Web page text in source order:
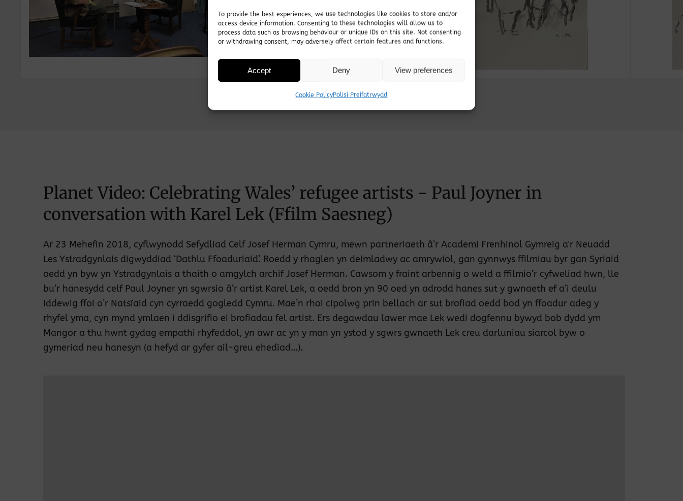
To provide the best experiences, we use technologies like cookies to store and/or
access device information. Consenting to these technologies will allow us to
process data such as browsing behaviour or unique IDs on this site. Not consenting
or withdrawing consent, may adversely affect certain features and functions.
Accept Deny View preferences
Cookie PolicyPolisi Preifatrwydd
Planet Video: Celebrating Wales’ refugee artists - Paul Joyner in
conversation with Karel Lek (Ffilm Saesneg)
Ar 23 Mehefin 2018, cyflwynodd Sefydliad Celf Josef Herman Cymru, mewn partneriaeth â’r Academi Frenhinol Gymreig a'r Neuadd
Les Ystradgynlais digwyddiad ‘Dathlu Ffoaduriaid’. Roedd y rhaglen yn deimladwy ac amrywiol, gan gynnwys ffilmiau byr gan Syriaid
oedd yn byw yn Ystradgynlais a thaith o amgylch archif Josef Herman. Cawsom y fraint arbennig o weld a ffilmio’r cyfweliad hwn, lle
bu’r hanesydd celf Paul Joyner yn sgwrsio â’r artist Karel Lek, a oedd bron yn 90 oed yn adrodd hanes sut y gwnaeth ef a’i deulu
Iddewig ffoi o’r Natsïaid cyn cyrraedd gogledd Cymru. Mae’n rhoi cipolwg prin bellach ar sut brofiad oedd bod yn ffoadur adeg y
rhyfel yma, cyn mynd ymlaen i ddisgrifio ei brofiadau fel artist. Ers degawdau lawer mae Lek wedi dogfennu bywyd bob dydd ym
Mangor a thu hwnt gydag empathi rhyfeddol, yn awr ac yn y man yn ystod y sgwrs gwnaeth Lek creu darluniau siarcol byw o
gymeriad neu hanesyn (a hefyd ar gyfer ail-greu ehediad…).